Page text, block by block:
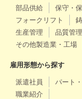
部品供給
保守・
フォークリフト
生産管理
品質管理
その他製造業・工場
雇用形態から探す
派遣社員 パート
職業紹介